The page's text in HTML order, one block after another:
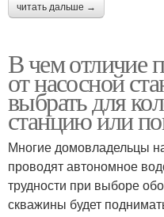
читать дальше →
В чем отличие
от насосной
выбрать для
станцию или
Многие домовладельцы
проводят автономное
трудности при выборе
скважины будет